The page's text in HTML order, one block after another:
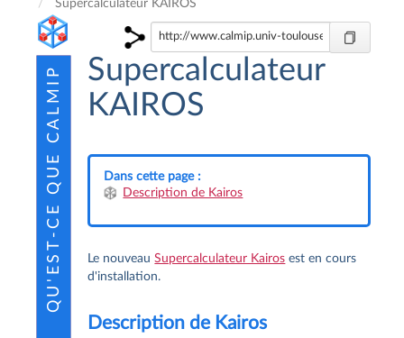
Supercalculateur KAIROS
Supercalculateur
KAIROS
Dans cette page :
Description de Kairos
Le nouveauSupercalculateur Kairos est en cours
d'installation.
Description de Kairos